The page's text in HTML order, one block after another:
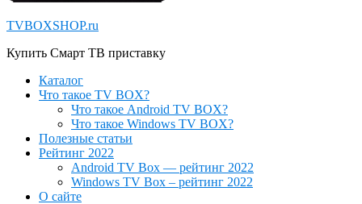
TVBOXSHOP.ru
Купить Смарт ТВ приставку
Каталог
Что такое TV BOX?
Что такое Android TV BOX?
Что такое Windows TV BOX?
Полезные статьи
Рейтинг 2022
Android TV Box — рейтинг 2022
Windows TV Box – рейтинг 2022
О сайте